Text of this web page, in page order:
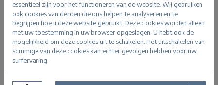
Blazer Babs punta melange grey
PRODUCTINFORMATIE
essentieel zijn voor het functioneren van de website. Wij gebruiken
ook cookies van derden die ons helpen te analyseren en te
begrijpen hoe u deze website gebruikt. Deze cookies worden alleen
met uw toestemming in uw browser opgeslagen. U hebt ook de
mogelijkheid om deze cookies uit te schakelen. Het uitschakelen van
sommige van deze cookies kan echter gevolgen hebben voor uw
surfervaring.